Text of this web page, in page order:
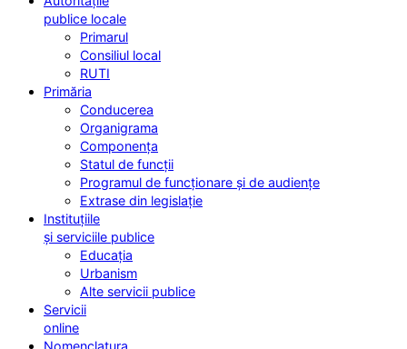
publice locale
Primarul
Consiliul local
RUTI
Primăria
Conducerea
Organigrama
Componența
Statul de funcții
Programul de funcționare și de audiențe
Extrase din legislație
Instituțiile
și serviciile publice
Educația
Urbanism
Alte servicii publice
Servicii
online
Nomenclatura